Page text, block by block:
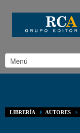
LIBRERÍA AUTORES